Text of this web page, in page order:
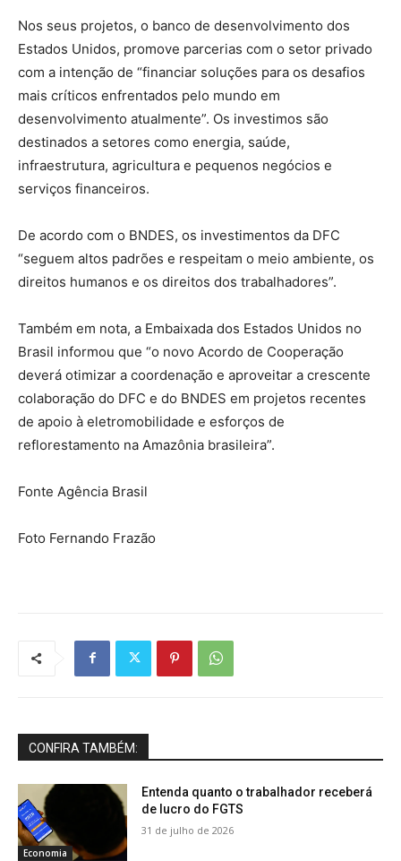
Nos seus projetos, o banco de desenvolvimento dos
Estados Unidos, promove parcerias com o setor privado
com a intenção de “financiar soluções para os desafios
mais críticos enfrentados pelo mundo em
desenvolvimento atualmente”. Os investimos são
destinados a setores como energia, saúde,
infraestrutura, agricultura e pequenos negócios e
serviços financeiros.
De acordo com o BNDES, os investimentos da DFC
“seguem altos padrões e respeitam o meio ambiente, os
direitos humanos e os direitos dos trabalhadores”.
Também em nota, a Embaixada dos Estados Unidos no
Brasil informou que “o novo Acordo de Cooperação
deverá otimizar a coordenação e aproveitar a crescente
colaboração do DFC e do BNDES em projetos recentes
de apoio à eletromobilidade e esforços de
reflorestamento na Amazônia brasileira”.
Fonte Agência Brasil
Foto Fernando Frazão
CONFIRA TAMBÉM:
Economia
Entenda quanto o trabalhador receberá
de lucro do FGTS
31 de julho de 2026